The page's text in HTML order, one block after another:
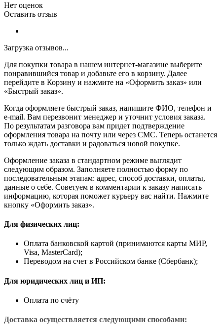
Нет оценок
Оставить отзыв
Загрузка отзывов...
Для покупки товара в нашем интернет-магазине выберите
понравившийся товар и добавьте его в корзину. Далее
перейдите в Корзину и нажмите на «Оформить заказ» или
«Быстрый заказ».
Когда оформляете быстрый заказ, напишите ФИО, телефон и
e-mail. Вам перезвонит менеджер и уточнит условия заказа.
По результатам разговора вам придет подтверждение
оформления товара на почту или через СМС. Теперь останется
только ждать доставки и радоваться новой покупке.
Оформление заказа в стандартном режиме выглядит
следующим образом. Заполняете полностью форму по
последовательным этапам: адрес, способ доставки, оплаты,
данные о себе. Советуем в комментарии к заказу написать
информацию, которая поможет курьеру вас найти. Нажмите
кнопку «Оформить заказ».
Для физических лиц:
Оплата банковской картой (принимаются карты МИР,
Visa, MasterCard);
Переводом на счет в Российском банке (Сбербанк);
Для юридических лиц и ИП:
Оплата по счёту
Доставка осуществляется следующими способами: